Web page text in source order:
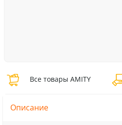
Все товары AMITY
Описание